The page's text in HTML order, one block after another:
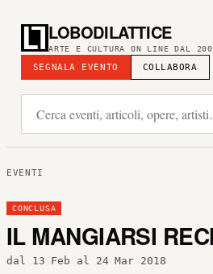
LOBODILATTICE
ARTE E CULTURA ON LINE DAL
SEGNALA EVENTO COLLABORA
EVENTI
CONCLUSA
IL MANGIARSI
dal 13 Feb al 24 Mar 2018